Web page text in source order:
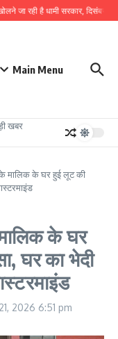
जा रही है धामी सरकार, दिसंबर से
Main Menu
खबर
मालिक के घर हुई लूट की
के घर
घर का भेदी
2026 6:51 pm